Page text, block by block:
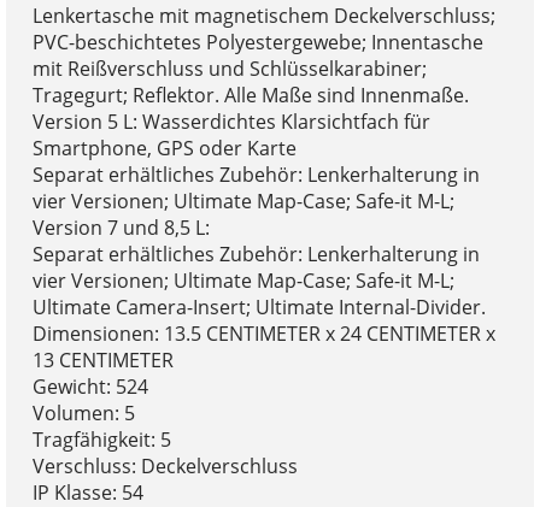
Lenkertasche mit magnetischem Deckelverschluss;
PVC-beschichtetes Polyestergewebe; Innentasche
mit Reißverschluss und Schlüsselkarabiner;
Tragegurt; Reflektor. Alle Maße sind Innenmaße.
Version 5 L: Wasserdichtes Klarsichtfach für
Smartphone, GPS oder Karte
Separat erhältliches Zubehör: Lenkerhalterung in
vier Versionen; Ultimate Map-Case; Safe-it M-L;
Version 7 und 8,5 L:
Separat erhältliches Zubehör: Lenkerhalterung in
vier Versionen; Ultimate Map-Case; Safe-it M-L;
Ultimate Camera-Insert; Ultimate Internal-Divider.
Dimensionen: 13.5 CENTIMETER x 24 CENTIMETER x
13 CENTIMETER
Gewicht: 524
Volumen: 5
Tragfähigkeit: 5
Verschluss: Deckelverschluss
IP Klasse: 54